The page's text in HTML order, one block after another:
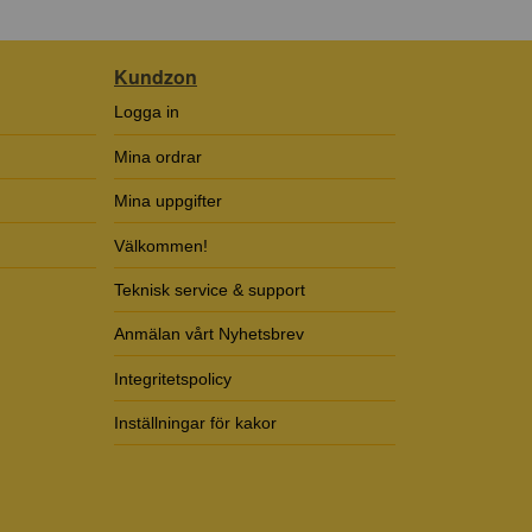
Kundzon
Logga in
Mina ordrar
Mina uppgifter
Välkommen!
Teknisk service & support
Anmälan vårt Nyhetsbrev
Integritetspolicy
Inställningar för kakor